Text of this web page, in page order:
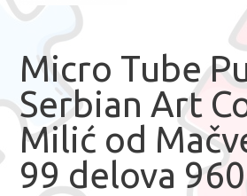
Micro Tube
Serbian Art
Milić od
99 delova